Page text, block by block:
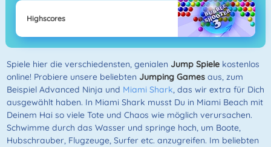
Highscores
Spiele hier die verschiedensten, genialen Jump Spielekostenlos
online! Probiere unsere beliebten Jumping Gamesaus, zum
Beispiel Advanced Ninja und Miami Shark, das wir extra für Dich
ausgewählt haben. In Miami Shark musst Du in Miami Beach mit
Deinem Hai so viele Tote und Chaos wie möglich verursachen.
Schwimme durch das Wasser und springe hoch, um Boote,
Hubschrauber, Flugzeuge, Surfer etc. anzugreifen. Im beliebten